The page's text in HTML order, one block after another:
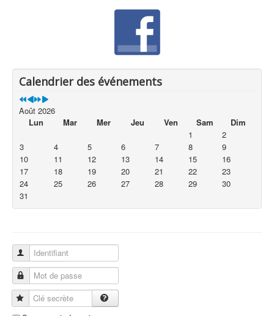
Calendrier des événements
Août 2026
Lun
Mar Mer Jeu Ven Sam
Dim
1
2
3
4 5 6 7 8
9
10
11 12 13 14 15
16
17
18 19 20 21 22
23
24
25 26 27 28 29
30
31
Identifiant
Mot de passe
Clé secrète